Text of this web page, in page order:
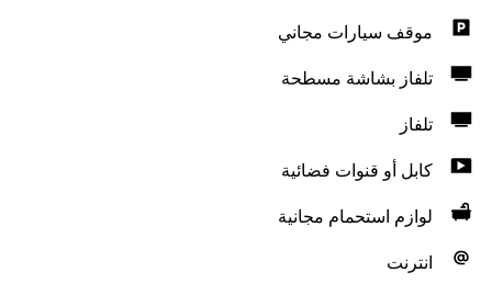
موقف سيارات مجاني
تلفاز بشاشة مسطحة
تلفاز
كابل أو قنوات فضائية
لوازم استحمام مجانية
انترنت